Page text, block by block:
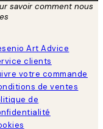
savoir comment nous
Art Advice
clients
votre commande
de ventes
de